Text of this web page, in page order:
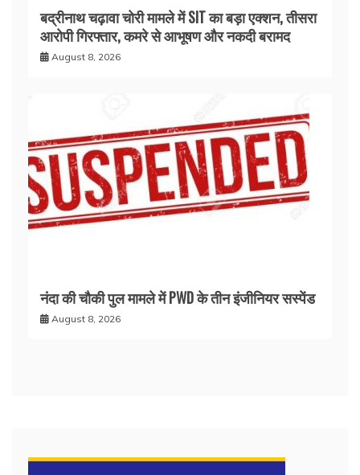
बद्रीनाथ चढ़ावा चोरी मामले में SIT का बड़ा एक्शन, तीसरा
आरोपी गिरफ्तार, कमरे से आभूषण और नकदी बरामद
August 8, 2026
नंदा की चौकी पुल मामले में PWD के तीन इंजीनियर सस्पेंड
August 8, 2026